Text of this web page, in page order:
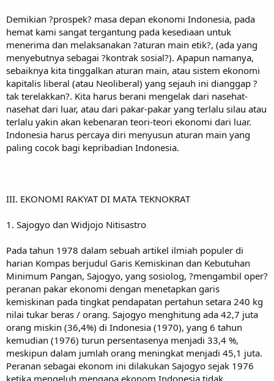
Demikian ?prospek? masa depan ekonomi Indonesia, pada
hemat kami sangat tergantung pada kesediaan untuk
menerima dan melaksanakan ?aturan main etik?, (ada yang
menyebutnya sebagai ?kontrak sosial?). Apapun namanya,
sebaiknya kita tinggalkan aturan main, atau sistem ekonomi
kapitalis liberal (atau Neoliberal) yang sejauh ini dianggap ?
tak terelakkan?. Kita harus berani mengelak dari nasehat-
nasehat dari luar, atau dari pakar-pakar yang terlalu silau atau
terlalu yakin akan kebenaran teori-teori ekonomi dari luar.
Indonesia harus percaya diri menyusun aturan main yang
paling cocok bagi kepribadian Indonesia.
III. EKONOMI RAKYAT DI MATA TEKNOKRAT
1. Sajogyo dan Widjojo Nitisastro
Pada tahun 1978 dalam sebuah artikel ilmiah populer di
harian Kompas berjudul Garis Kemiskinan dan Kebutuhan
Minimum Pangan, Sajogyo, yang sosiolog, ?mengambil oper?
peranan pakar ekonomi dengan menetapkan garis
kemiskinan pada tingkat pendapatan pertahun setara 240 kg
nilai tukar beras / orang. Sajogyo menghitung ada 42,7 juta
orang miskin (36,4%) di Indonesia (1970), yang 6 tahun
kemudian (1976) turun persentasenya menjadi 33,4 %,
meskipun dalam jumlah orang meningkat menjadi 45,1 juta.
Peranan sebagai ekonom ini dilakukan Sajogyo sejak 1976
ketika mengeluh mengapa ekonom Indonesia tidak